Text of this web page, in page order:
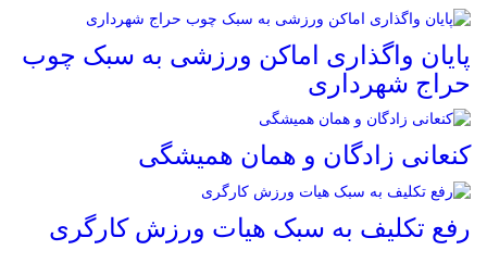
پایان واگذاری اماکن ورزشی به سبک چوب
حراج شهرداری
کنعانی زادگان و همان همیشگی
رفع تکلیف به سبک هیات ورزش کارگری